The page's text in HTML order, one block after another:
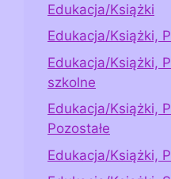
Edukacja/Książki
Edukacja/Książki,
Edukacja/Książki,
szkolne
Edukacja/Książki,
Pozostałe
Edukacja/Książki,